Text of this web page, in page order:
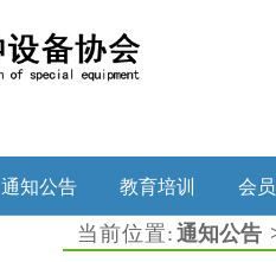
通知公告 教育培训 会
当前位置: 通知公告